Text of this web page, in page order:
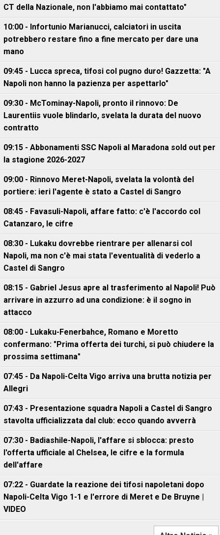
CT della Nazionale, non l'abbiamo mai contattato"
10:00 - Infortunio Marianucci, calciatori in uscita
potrebbero restare fino a fine mercato per dare una
mano
09:45 - Lucca spreca, tifosi col pugno duro! Gazzetta: "A
Napoli non hanno la pazienza per aspettarlo"
09:30 - McTominay-Napoli, pronto il rinnovo: De
Laurentiis vuole blindarlo, svelata la durata del nuovo
contratto
09:15 - Abbonamenti SSC Napoli al Maradona sold out per
la stagione 2026-2027
09:00 - Rinnovo Meret-Napoli, svelata la volontà del
portiere: ieri l'agente è stato a Castel di Sangro
08:45 - Favasuli-Napoli, affare fatto: c'è l'accordo col
Catanzaro, le cifre
08:30 - Lukaku dovrebbe rientrare per allenarsi col
Napoli, ma non c'è mai stata l'eventualità di vederlo a
Castel di Sangro
08:15 - Gabriel Jesus apre al trasferimento al Napoli! Può
arrivare in azzurro ad una condizione: è il sogno in
attacco
08:00 - Lukaku-Fenerbahce, Romano e Moretto
confermano: "Prima offerta dei turchi, si può chiudere la
prossima settimana"
07:45 - Da Napoli-Celta Vigo arriva una brutta notizia per
Allegri
07:43 - Presentazione squadra Napoli a Castel di Sangro
stavolta ufficializzata dal club: ecco quando avverrà
07:30 - Badiashile-Napoli, l'affare si sblocca: presto
l'offerta ufficiale al Chelsea, le cifre e la formula
dell'affare
07:22 - Guardate la reazione dei tifosi napoletani dopo
Napoli-Celta Vigo 1-1 e l'errore di Meret e De Bruyne |
VIDEO